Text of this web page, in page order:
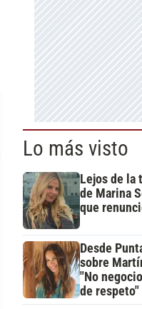
Lo más visto
Lejos de la
de Marina
que
Desde
sobre
"No
de respeto"